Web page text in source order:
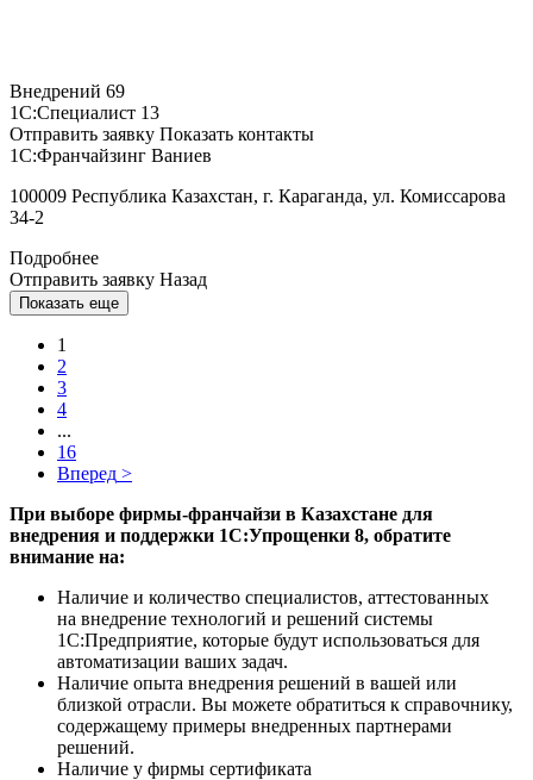
Внедрений 69
1С:Специалист 13
Отправить заявку Показать контакты
1С:Франчайзинг Ваниев
100009 Республика Казахстан, г. Караганда, ул. Комиссарова
34-2
Подробнее
Отправить заявку Назад
Показать еще
1
2
3
4
...
16
Вперед >
При выборе фирмы-франчайзи в Казахстане для
внедрения и поддержки 1С:Упрощенки 8, обратите
внимание на:
Наличие и количество специалистов, аттестованных
на внедрение технологий и решений системы
1С:Предприятие, которые будут использоваться для
автоматизации ваших задач.
Наличие опыта внедрения решений в вашей или
близкой отрасли. Вы можете обратиться к справочнику,
содержащему примеры внедренных партнерами
решений.
Наличие у фирмы сертификата